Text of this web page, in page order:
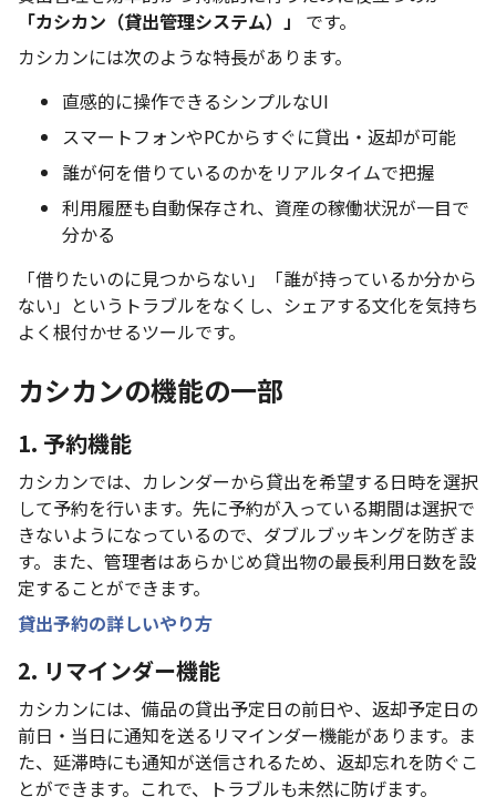
「カシカン（貸出管理システム）」
です。
カシカンには次のような特長があります。
直感的に操作できるシンプルなUI
スマートフォンやPCからすぐに貸出・返却が可能
誰が何を借りているのかをリアルタイムで把握
利用履歴も自動保存され、資産の稼働状況が一目で
分かる
「借りたいのに見つからない」「誰が持っているか分から
ない」というトラブルをなくし、シェアする文化を気持ち
よく根付かせるツールです。
カシカンの機能の一部
1. 予約機能
カシカンでは、カレンダーから貸出を希望する日時を選択
して予約を行います。先に予約が入っている期間は選択で
きないようになっているので、ダブルブッキングを防ぎま
す。また、管理者はあらかじめ貸出物の最長利用日数を設
定することができます。
貸出予約の詳しいやり方
2. リマインダー機能
カシカンには、備品の貸出予定日の前日や、返却予定日の
前日・当日に通知を送るリマインダー機能があります。ま
た、延滞時にも通知が送信されるため、返却忘れを防ぐこ
とができます。これで、トラブルも未然に防げます。